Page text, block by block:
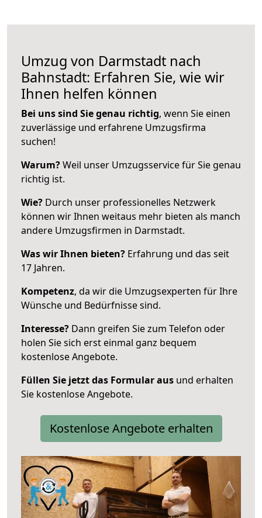
Umzug von Darmstadt nach
Bahnstadt: Erfahren Sie, wie wir
Ihnen helfen können
Bei uns sind Sie genau richtig, wenn Sie einen
zuverlässige und erfahrene Umzugsfirma
suchen!
Warum?Weil unser Umzugsservice für Sie genau
richtig ist.
Wie? Durch unser professionelles Netzwerk
können wir Ihnen weitaus mehr bieten als manch
andere Umzugsfirmen in Darmstadt.
Was wir Ihnen bieten? Erfahrung und das seit
17 Jahren.
Kompetenz, da wir die Umzugsexperten für Ihre
Wünsche und Bedürfnisse sind.
Interesse? Dann greifen Sie zum Telefon oder
holen Sie sich erst einmal ganz bequem
kostenlose Angebote.
Füllen Sie jetzt das Formular aus und erhalten
Sie kostenlose Angebote.
Kostenlose Angebote erhalten